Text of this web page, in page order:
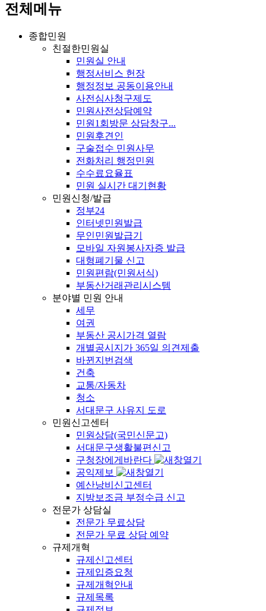
전체메뉴
종합민원
친절한민원실
민원실 안내
행정서비스 헌장
행정정보 공동이용안내
사전심사청구제도
민원사전상담예약
민원1회방문 상담창구...
민원후견인
구술접수 민원사무
전화처리 행정민원
수수료요율표
민원 실시간 대기현황
민원신청/발급
정부24
인터넷민원발급
무인민원발급기
모바일 자원봉사자증 발급
대형폐기물 신고
민원편람(민원서식)
부동산거래관리시스템
분야별 민원 안내
세무
여권
부동산 공시가격 열람
개별공시지가 365일 의견제출
바뀐지번검색
건축
교통/자동차
청소
서대문구 사유지 도로
민원신고센터
민원상담(국민신문고)
서대문구생활불편신고
구청장에게바란다
공익제보
예산낭비신고센터
지방보조금 부정수급 신고
전문가 상담실
전문가 무료상담
전문가 무료 상담 예약
규제개혁
규제신고센터
규제입증요청
규제개혁안내
규제목록